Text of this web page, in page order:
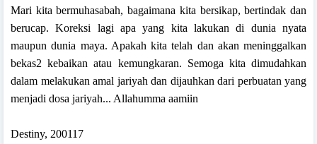
Mari kita bermuhasabah, bagaimana kita bersikap, bertindak dan
berucap. Koreksi lagi apa yang kita lakukan di dunia nyata
maupun dunia maya. Apakah kita telah dan akan meninggalkan
bekas2 kebaikan atau kemungkaran. Semoga kita dimudahkan
dalam melakukan amal jariyah dan dijauhkan dari perbuatan yang
menjadi dosa jariyah... Allahumma aamiin
Destiny, 200117